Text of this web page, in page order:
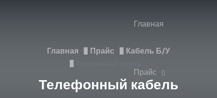
Главная
Прайс
Главная Прайс Кабель Б/у
Телефонный кабель